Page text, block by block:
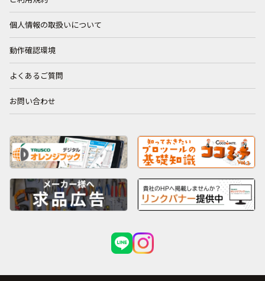
個人情報の取扱いについて
動作確認環境
よくあるご質問
お問い合わせ